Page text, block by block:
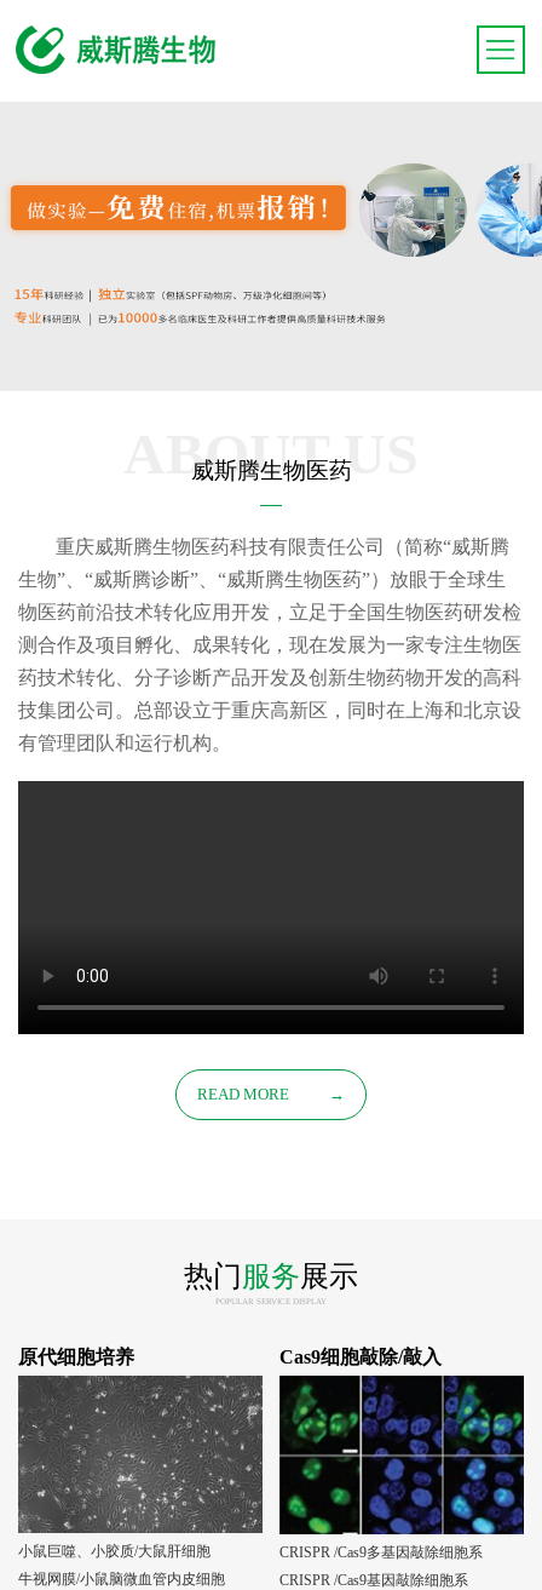
威斯腾生物医药
ABOUT US
重庆威斯腾生物医药科技有限责任公司（简称“威斯腾
生物”、“威斯腾诊断”、“威斯腾生物医药”）放眼于全球生
物医药前沿技术转化应用开发，立足于全国生物医药研发检
测合作及项目孵化、成果转化，现在发展为一家专注生物医
药技术转化、分子诊断产品开发及创新生物药物开发的高科
技集团公司。总部设立于重庆高新区，同时在上海和北京设
有管理团队和运行机构。
READ MORE →
热门服务展示
POPULAR SERVICE DISPLAY
原代细胞培养
小鼠巨噬、小胶质/大鼠肝细胞
牛视网膜/小鼠脑微血管内皮细胞
Cas9细胞敲除/敲入
CRISPR /Cas9多基因敲除细胞系
CRISPR /Cas9基因敲除细胞系